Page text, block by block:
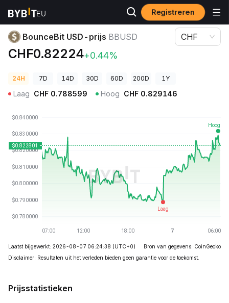
Registreren
Cryptoprijzen BounceBit USD-prijs BBUSD
BounceBit USD-prijs BBUSD
CHF0.82224+0.44%
CHF
24H 7D 14D 30D 60D 200D 1Y
Laag CHF 0.788599 Hoog CHF 0.829146
Laatst bijgewerkt: 2026-08-07 06:24:38 (UTC+0)
Bron van gegevens: CoinGecko
Disclaimer: Resultaten uit het verleden bieden geen garantie voor de toekomst.
Prijsstatistieken